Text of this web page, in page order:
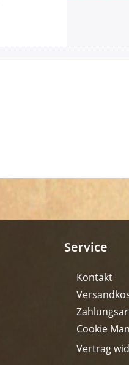
Service
Kontakt
Cookie
Vertrag